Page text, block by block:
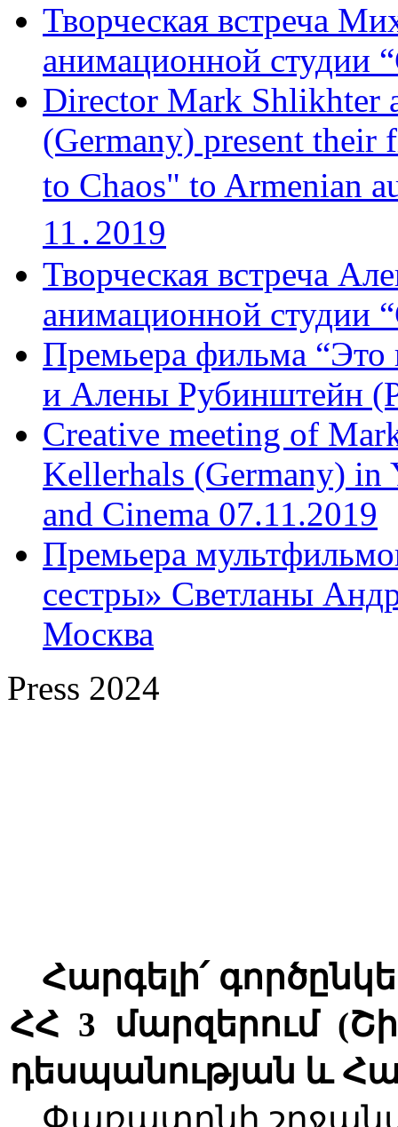
Творческая встреча
анимационной студии
Director Mark Shlikhter
(Germany) present
to Chaos" to Armenian
11․2019
Творческая встреча
анимационной студии
Премьера фильма “Это
и Алены Рубинштейн
Creative meeting of
Kellerhals (Germany) in
and Cinema 07.11.2019
Премьера
сестры» Светланы
Москва
Press 2024
Հարգելի՛
ՀՀ 3 մարզերում
դեսպանության և
Փառատոնի